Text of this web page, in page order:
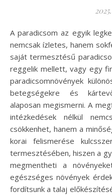
A paradicsom az egyik legkedveltebb zöldségfajta, amely
nemcsak ízletes, hanem
saját termesztésű
reggelik mellett, vagy egy
paradicsomnövények
betegségekre és
alaposan megismerni. A
intézkedések nélkül
csökkenhet, hanem a
korai felismerése
termesztésében, hiszen a
megmentheti a
egészséges növények
fordítsunk a talaj